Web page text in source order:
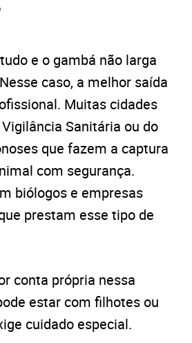
e o gambá não larga
caso, a melhor saída
Muitas cidades
Sanitária ou do
que fazem a captura
com segurança.
biólogos e empresas
prestam esse tipo de
conta própria nessa
estar com filhotes ou
cuidado especial.